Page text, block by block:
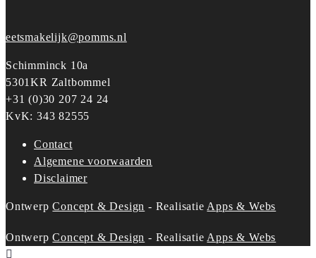
eetsmakelijk@pomms.nl
Schimminck 10a
5301KR Zaltbommel
+31 (0)30 207 24 24
KvK: 343 82555
Contact
Algemene voorwaarden
Disclaimer
OntwerpConcept & Design - Realisatie Apps & Webs
OntwerpConcept & Design - Realisatie Apps & Webs